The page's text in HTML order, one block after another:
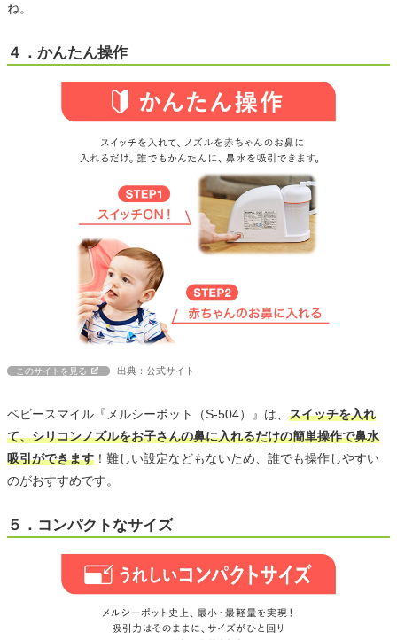
ね。
４．かんたん操作
このサイトを見る 出典：公式サイト
ベビースマイル『メルシーポット（S-504）』は、 スイッチを入れ
て、シリコンノズルをお子さんの鼻に入れるだけの簡単操作で鼻水
吸引ができます ！難しい設定などもないため、誰でも操作しやすい
のがおすすめです。
５．コンパクトなサイズ